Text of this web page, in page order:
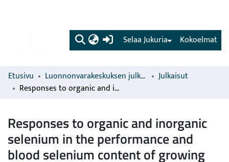
(current) Kokoelmat
Selaa Jukuria
Etusivu Luonnonvarakeskuksen julkaisut
Julkaisut
Responses to organic and inorganic selenium in the performance and blood selenium content of growing pigs
Responses to organic and inorganic
selenium in the performance and
blood selenium content of growing